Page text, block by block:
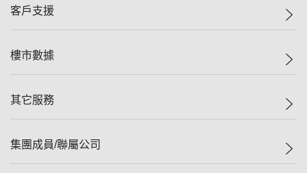
人才招募
一手新盤
減價
美聯豪宅
獨家樓盤
租盤
客戶支援
自助放盤
查詢熱線
按揭計算機
負擔能力計算機
樓市數據
樓價指數
歷史成交
其它服務
屋苑專頁
集團成員/聯屬公司